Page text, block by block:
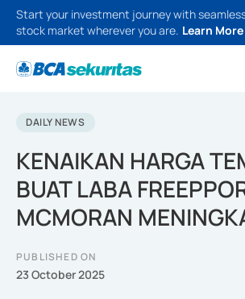
Start your investment journey with
stock market wherever you are. Learn More
DAILY NEWS
KENAIKAN HARGA
BUAT LABA
MCMORAN
PUBLISHED ON
23 October 2025